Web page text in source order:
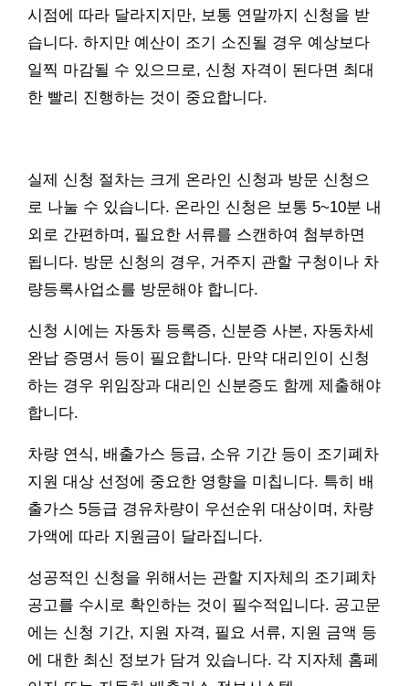
시점에 따라 달라지지만, 보통 연말까지 신청을 받
습니다. 하지만 예산이 조기 소진될 경우 예상보다
일찍 마감될 수 있으므로, 신청 자격이 된다면 최대
한 빨리 진행하는 것이 중요합니다.
실제 신청 절차는 크게 온라인 신청과 방문 신청으
로 나눌 수 있습니다. 온라인 신청은 보통 5~10분 내
외로 간편하며, 필요한 서류를 스캔하여 첨부하면
됩니다. 방문 신청의 경우, 거주지 관할 구청이나 차
량등록사업소를 방문해야 합니다.
신청 시에는 자동차 등록증, 신분증 사본, 자동차세
완납 증명서 등이 필요합니다. 만약 대리인이 신청
하는 경우 위임장과 대리인 신분증도 함께 제출해야
합니다.
차량 연식, 배출가스 등급, 소유 기간 등이 조기폐차
지원 대상 선정에 중요한 영향을 미칩니다. 특히 배
출가스 5등급 경유차량이 우선순위 대상이며, 차량
가액에 따라 지원금이 달라집니다.
성공적인 신청을 위해서는 관할 지자체의 조기폐차
공고를 수시로 확인하는 것이 필수적입니다. 공고문
에는 신청 기간, 지원 자격, 필요 서류, 지원 금액 등
에 대한 최신 정보가 담겨 있습니다. 각 지자체 홈페